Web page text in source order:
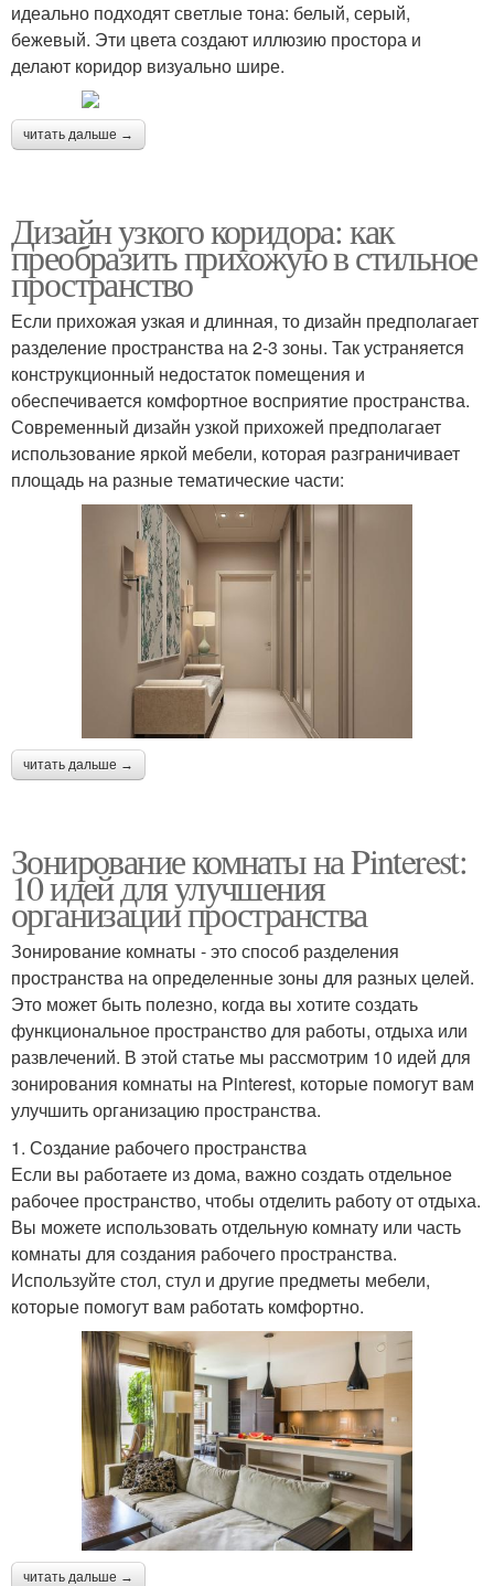
идеально подходят светлые тона: белый, серый,
бежевый. Эти цвета создают иллюзию простора и
делают коридор визуально шире.
читать дальше →
Дизайн узкого коридора: как
преобразить прихожую в стильное
пространство
Если прихожая узкая и длинная, то дизайн предполагает
разделение пространства на 2-3 зоны. Так устраняется
конструкционный недостаток помещения и
обеспечивается комфортное восприятие пространства.
Современный дизайн узкой прихожей предполагает
использование яркой мебели, которая разграничивает
площадь на разные тематические части:
читать дальше →
Зонирование комнаты на Pinterest:
10 идей для улучшения
организации пространства
Зонирование комнаты - это способ разделения
пространства на определенные зоны для разных целей.
Это может быть полезно, когда вы хотите создать
функциональное пространство для работы, отдыха или
развлечений. В этой статье мы рассмотрим 10 идей для
зонирования комнаты на Pinterest, которые помогут вам
улучшить организацию пространства.
1. Создание рабочего пространства
Если вы работаете из дома, важно создать отдельное
рабочее пространство, чтобы отделить работу от отдыха.
Вы можете использовать отдельную комнату или часть
комнаты для создания рабочего пространства.
Используйте стол, стул и другие предметы мебели,
которые помогут вам работать комфортно.
читать дальше →